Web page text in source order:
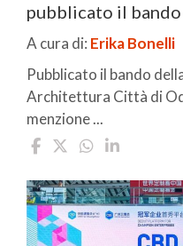
pubblicato il
A cura di: Erika Bonelli
Pubblicato il bando
Architettura Città di
menzione ...